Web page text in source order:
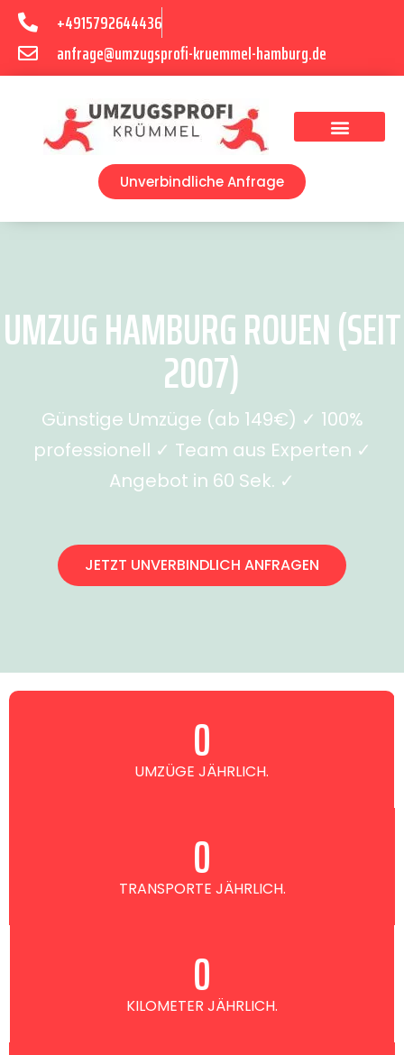
+4915792644436
anfrage@umzugsprofi-kruemmel-hamburg.de
Unverbindliche Anfrage
UMZUG HAMBURG ROUEN (SEIT
2007)
Günstige Umzüge (ab 149€) ✓ 100%
professionell ✓ Team aus Experten ✓
Angebot in 60 Sek. ✓
JETZT UNVERBINDLICH ANFRAGEN
UMZÜGE JÄHRLICH.
0
TRANSPORTE JÄHRLICH.
0
KILOMETER JÄHRLICH.
0